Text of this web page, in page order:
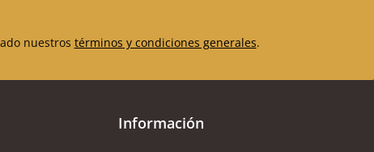
nuestros términos y condiciones generales.
Información